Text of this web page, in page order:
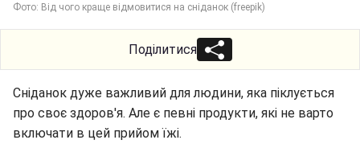
Фото: Від чого краще відмовитися на сніданок (freepik)
Поділитися
Сніданок дуже важливий для людини, яка піклується
про своє здоров'я. Але є певні продукти, які не варто
включати в цей прийом їжі.